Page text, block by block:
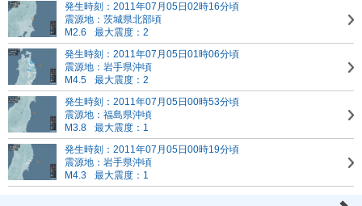
発生時刻：2011年07月05日02時16分頃
震源地：茨城県北部頃
M2.6
最大震度：2
発生時刻：2011年07月05日01時06分頃
震源地：岩手県沖頃
M4.5
最大震度：2
発生時刻：2011年07月05日00時53分頃
震源地：福島県沖頃
M3.8
最大震度：1
発生時刻：2011年07月05日00時19分頃
震源地：岩手県沖頃
M4.3
最大震度：1